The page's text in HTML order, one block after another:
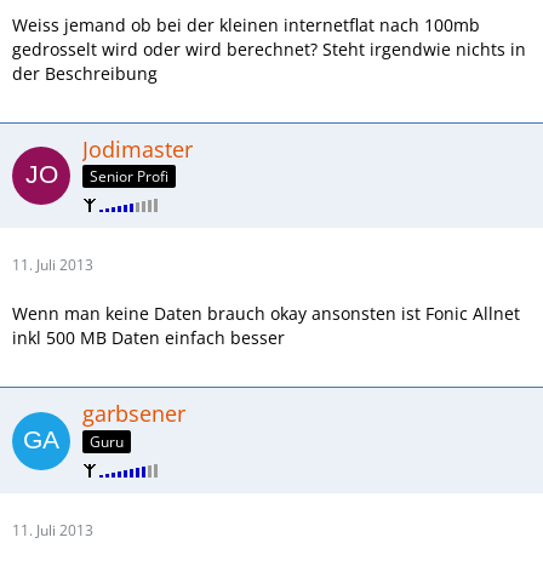
Weiss jemand ob bei der kleinen internetflat nach 100mb
gedrosselt wird oder wird berechnet? Steht irgendwie nichts in
der Beschreibung
Jodimaster
Senior Profi
11. Juli 2013
Wenn man keine Daten brauch okay ansonsten ist Fonic Allnet
inkl 500 MB Daten einfach besser
garbsener
Guru
11. Juli 2013